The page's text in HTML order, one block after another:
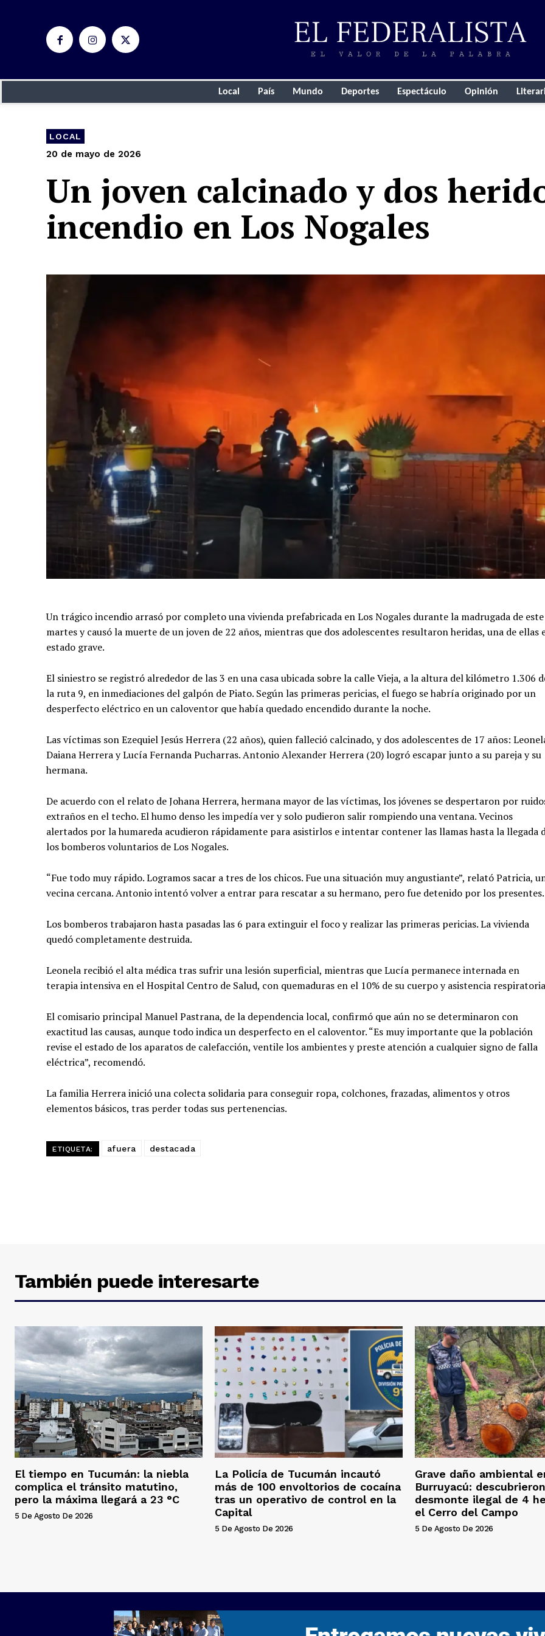
Local País Mundo Deportes Espectáculo Opinión
LOCAL
20 de mayo de 2026
Un joven calcinado y dos
incendio en Los Nogales
Un trágico incendio arrasó por completo una vivienda prefabricada en Los Nogales durante la madrugada de este
martes y causó la muerte de un joven de 22 años, mientras que dos adolescentes resultaron heridas, una de ellas
estado grave.
El siniestro se registró alrededor de las 3 en una casa ubicada sobre la calle Vieja, a la altura del kilómetro 1.306
la ruta 9, en inmediaciones del galpón de Piato. Según las primeras pericias, el fuego se habría originado por un
desperfecto eléctrico en un caloventor que había quedado encendido durante la noche.
Las víctimas son Ezequiel Jesús Herrera (22 años), quien falleció calcinado, y dos adolescentes de 17 años:
Daiana Herrera y Lucía Fernanda Pucharras. Antonio Alexander Herrera (20) logró escapar junto a su pareja y su
hermana.
De acuerdo con el relato de Johana Herrera, hermana mayor de las víctimas, los jóvenes se despertaron por
extraños en el techo. El humo denso les impedía ver y solo pudieron salir rompiendo una ventana. Vecinos
alertados por la humareda acudieron rápidamente para asistirlos e intentar contener las llamas hasta la llegada
los bomberos voluntarios de Los Nogales.
“Fue todo muy rápido. Logramos sacar a tres de los chicos. Fue una situación muy angustiante”, relató Patricia,
vecina cercana. Antonio intentó volver a entrar para rescatar a su hermano, pero fue detenido por los presentes.
Los bomberos trabajaron hasta pasadas las 6 para extinguir el foco y realizar las primeras pericias. La vivienda
quedó completamente destruida.
Leonela recibió el alta médica tras sufrir una lesión superficial, mientras que Lucía permanece internada en
terapia intensiva en el Hospital Centro de Salud, con quemaduras en el 10% de su cuerpo y asistencia
El comisario principal Manuel Pastrana, de la dependencia local, confirmó que aún no se determinaron con
exactitud las causas, aunque todo indica un desperfecto en el caloventor. “Es muy importante que la población
revise el estado de los aparatos de calefacción, ventile los ambientes y preste atención a cualquier signo de falla
eléctrica”, recomendó.
La familia Herrera inició una colecta solidaria para conseguir ropa, colchones, frazadas, alimentos y otros
elementos básicos, tras perder todas sus pertenencias.
ETIQUETA: afuera destacada
También puede interesarte
El tiempo en Tucumán: la niebla
complica el tránsito matutino,
pero la máxima llegará a 23 °C
5 De Agosto De 2026
La Policía de Tucumán incautó
más de 100 envoltorios de cocaína
tras un operativo de control en la
Capital
5 De Agosto De 2026
Grave daño ambiental
Burruyacú:
desmonte ilegal de 4
el Cerro del Campo
5 De Agosto De 2026